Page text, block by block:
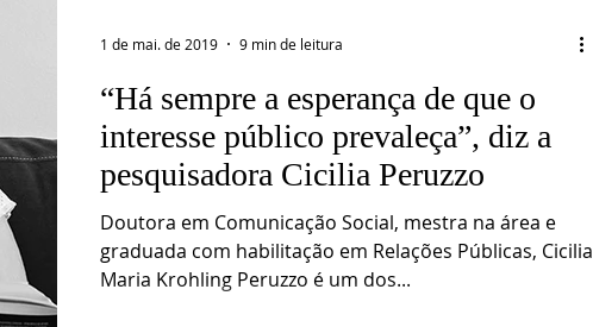
“Há sempre a esperança de que o
interesse público prevaleça”, diz a
pesquisadora Cicilia Peruzzo
Doutora em Comunicação Social, mestra na área e
graduada com habilitação em Relações Públicas, Cicilia
Maria Krohling Peruzzo é um dos...
1 de mai. de 2019 9 min de leitura